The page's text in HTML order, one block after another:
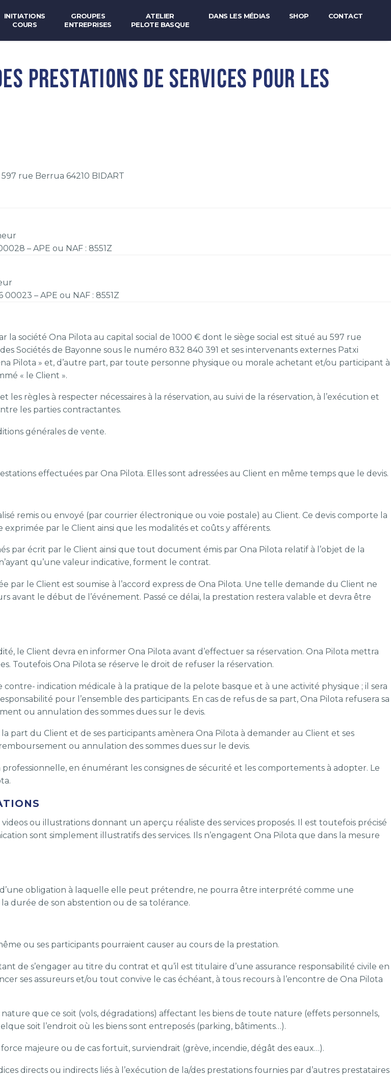
INITIATIONS
COURS
GROUPES
ENTREPRISES
ATELIER
PELOTE BASQUE
DANS LES MÉDIAS SHOP CONTACT
PRESTATIONS DE SERVICES POUR LES
rue Berrua 64210 BIDART
– APE ou NAF : 8551Z
00023 – APE ou NAF : 8551Z
société Ona Pilota au capital social de 1000 € dont le siège social est situé au 597 rue
Sociétés de Bayonne sous le numéro 832 840 391 et ses intervenants externes Patxi
Pilota » et, d’autre part, par toute personne physique ou morale achetant et/ou participant à
« le Client ».
règles à respecter nécessaires à la réservation, au suivi de la réservation, à l’exécution et
les parties contractantes.
générales de vente.
effectuées par Ona Pilota. Elles sont adressées au Client en même temps que le devis.
remis ou envoyé (par courrier électronique ou voie postale) au Client. Ce devis comporte la
par le Client ainsi que les modalités et coûts y afférents.
par écrit par le Client ainsi que tout document émis par Ona Pilota relatif à l’objet de la
qu’une valeur indicative, forment le contrat.
le Client est soumise à l’accord express de Ona Pilota. Une telle demande du Client ne
avant le début de l’événement. Passé ce délai, la prestation restera valable et devra être
le Client devra en informer Ona Pilota avant d’effectuer sa réservation. Ona Pilota mettra
Ona Pilota se réserve le droit de refuser la réservation.
indication médicale à la pratique de la pelote basque et à une activité physique ; il sera
pour l’ensemble des participants. En cas de refus de sa part, Ona Pilota refusera sa
ou annulation des sommes dues sur le devis.
du Client et de ses participants amènera Ona Pilota à demander au Client et ses
ou annulation des sommes dues sur le devis.
en énumérant les consignes de sécurité et les comportements à adopter. Le
ou illustrations donnant un aperçu réaliste des services proposés. Il est toutefois précisé
sont simplement illustratifs des services. Ils n’engagent Ona Pilota que dans la mesure
obligation à laquelle elle peut prétendre, ne pourra être interprété comme une
durée de son abstention ou de sa tolérance.
ou ses participants pourraient causer au cours de la prestation.
de s’engager au titre du contrat et qu’il est titulaire d’une assurance responsabilité civile en
ses assureurs et/ou tout convive le cas échéant, à tous recours à l’encontre de Ona Pilota
que ce soit (vols, dégradations) affectant les biens de toute nature (effets personnels,
soit l’endroit où les biens sont entreposés (parking, bâtiments…).
majeure ou de cas fortuit, surviendrait (grève, incendie, dégât des eaux…).
directs ou indirects liés à l’exécution de la/des prestations fournies par d’autres prestataires